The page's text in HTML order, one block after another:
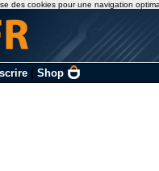
| Shop
des cookies pour une navigation